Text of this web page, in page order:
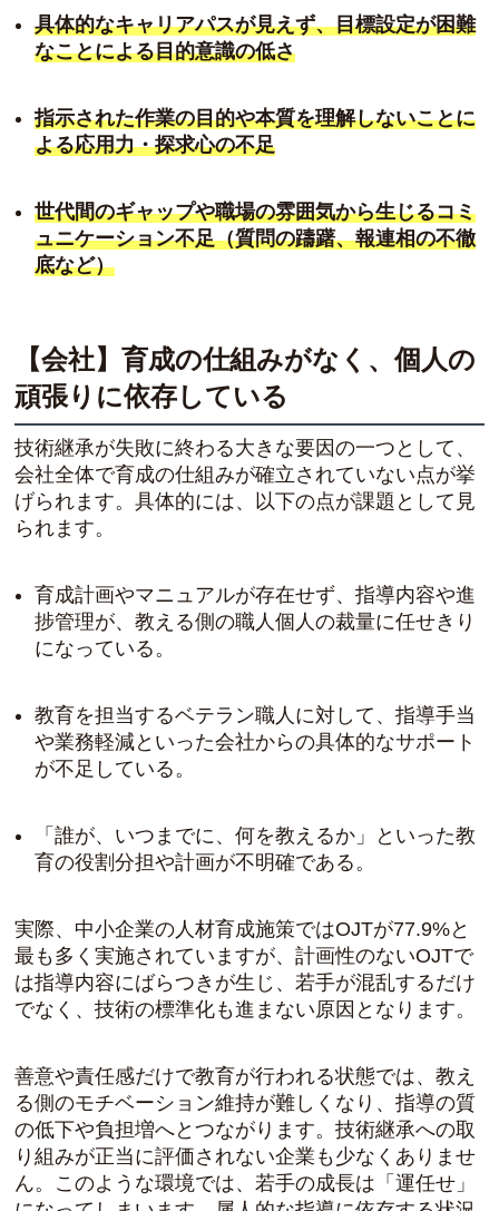
具体的なキャリアパスが見えず、目標設定が困難
なことによる目的意識の低さ
指示された作業の目的や本質を理解しないことに
よる応用力・探求心の不足
世代間のギャップや職場の雰囲気から生じるコミ
ュニケーション不足（質問の躊躇、報連相の不徹
底など）
【会社】育成の仕組みがなく、個人の
頑張りに依存している
技術継承が失敗に終わる大きな要因の一つとして、
会社全体で育成の仕組みが確立されていない点が挙
げられます。具体的には、以下の点が課題として見
られます。
育成計画やマニュアルが存在せず、指導内容や進
捗管理が、教える側の職人個人の裁量に任せきり
になっている。
教育を担当するベテラン職人に対して、指導手当
や業務軽減といった会社からの具体的なサポート
が不足している。
「誰が、いつまでに、何を教えるか」といった教
育の役割分担や計画が不明確である。
実際、中小企業の人材育成施策ではOJTが77.9%と
最も多く実施されていますが、計画性のないOJTで
は指導内容にばらつきが生じ、若手が混乱するだけ
でなく、技術の標準化も進まない原因となります。
善意や責任感だけで教育が行われる状態では、教え
る側のモチベーション維持が難しくなり、指導の質
の低下や負担増へとつながります。技術継承への取
り組みが正当に評価されない企業も少なくありませ
ん。このような環境では、若手の成長は「運任せ」